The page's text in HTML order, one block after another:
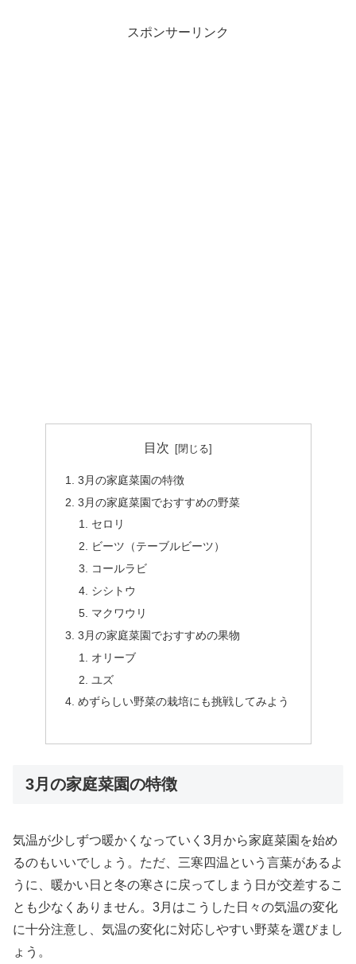
スポンサーリンク
目次
3月の家庭菜園の特徴
3月の家庭菜園でおすすめの野菜
セロリ
ビーツ（テーブルビーツ）
コールラビ
シシトウ
マクワウリ
3月の家庭菜園でおすすめの果物
オリーブ
ユズ
めずらしい野菜の栽培にも挑戦してみよう
3月の家庭菜園の特徴
気温が少しずつ暖かくなっていく3月から家庭菜園を始め
るのもいいでしょう。ただ、三寒四温という言葉があるよ
うに、暖かい日と冬の寒さに戻ってしまう日が交差するこ
とも少なくありません。3月はこうした日々の気温の変化
に十分注意し、気温の変化に対応しやすい野菜を選びまし
ょう。